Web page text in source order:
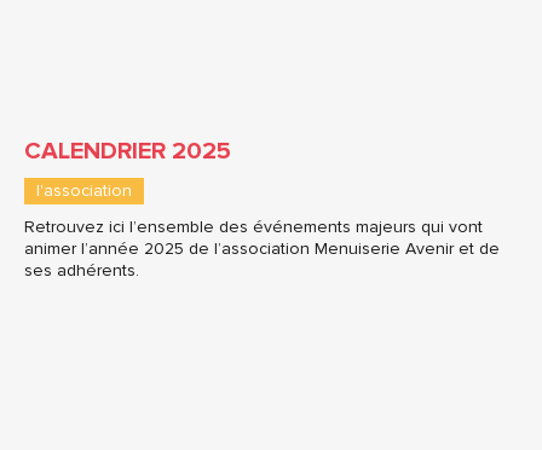
CALENDRIER 2025
l'association
Retrouvez ici l’ensemble des événements majeurs qui vont
animer l’année 2025 de l’association Menuiserie Avenir et de
ses adhérents.